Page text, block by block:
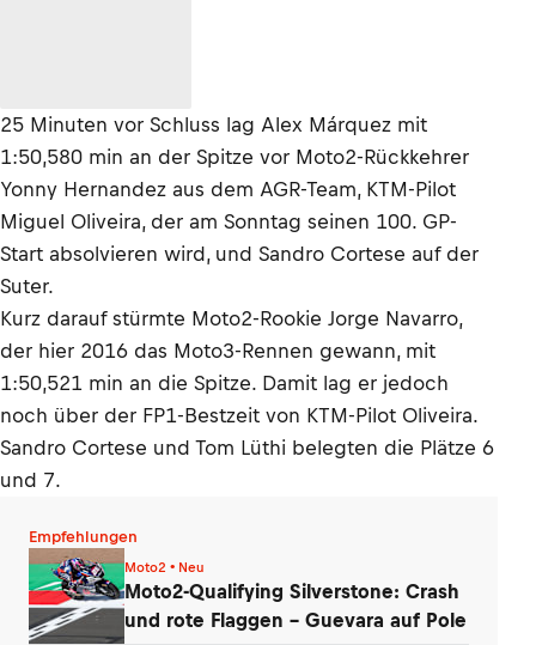
25 Minuten vor Schluss lag Alex Márquez mit
1:50,580 min an der Spitze vor Moto2-Rückkehrer
Yonny Hernandez aus dem AGR-Team, KTM-Pilot
Miguel Oliveira, der am Sonntag seinen 100. GP-
Start absolvieren wird, und Sandro Cortese auf der
Suter.
Kurz darauf stürmte Moto2-Rookie Jorge Navarro,
der hier 2016 das Moto3-Rennen gewann, mit
1:50,521 min an die Spitze. Damit lag er jedoch
noch über der FP1-Bestzeit von KTM-Pilot Oliveira.
Sandro Cortese und Tom Lüthi belegten die Plätze 6
und 7.
Empfehlungen
Moto2 • Neu
Moto2-Qualifying Silverstone: Crash
und rote Flaggen – Guevara auf Pole